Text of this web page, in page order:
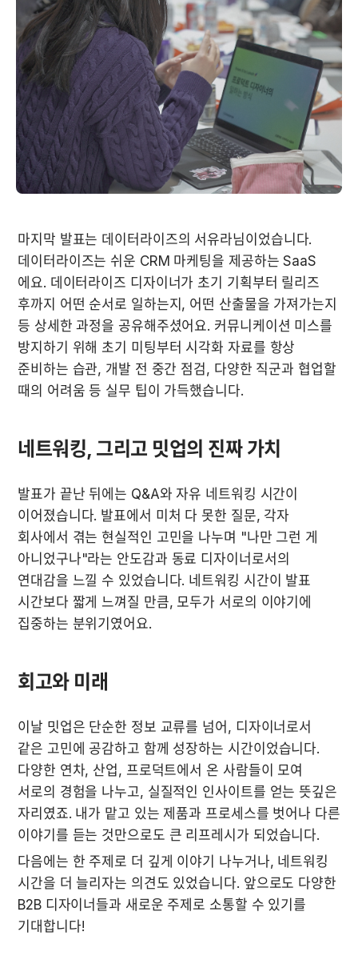
마지막 발표는 데이터라이즈의 서유라님이었습니다.
데이터라이즈는 쉬운 CRM 마케팅을 제공하는 SaaS
에요. 데이터라이즈 디자이너가 초기 기획부터 릴리즈
후까지 어떤 순서로 일하는지, 어떤 산출물을 가져가는지
등 상세한 과정을 공유해주셨어요. 커뮤니케이션 미스를
방지하기 위해 초기 미팅부터 시각화 자료를 항상
준비하는 습관, 개발 전 중간 점검, 다양한 직군과 협업할
때의 어려움 등 실무 팁이 가득했습니다.
네트워킹, 그리고 밋업의 진짜 가치
발표가 끝난 뒤에는 Q&A와 자유 네트워킹 시간이
이어졌습니다. 발표에서 미처 다 못한 질문, 각자
회사에서 겪는 현실적인 고민을 나누며 "나만 그런 게
아니었구나"라는 안도감과 동료 디자이너로서의
연대감을 느낄 수 있었습니다. 네트워킹 시간이 발표
시간보다 짧게 느껴질 만큼, 모두가 서로의 이야기에
집중하는 분위기였어요.
회고와 미래
이날 밋업은 단순한 정보 교류를 넘어, 디자이너로서
같은 고민에 공감하고 함께 성장하는 시간이었습니다.
다양한 연차, 산업, 프로덕트에서 온 사람들이 모여
서로의 경험을 나누고, 실질적인 인사이트를 얻는 뜻깊은
자리였죠. 내가 맡고 있는 제품과 프로세스를 벗어나 다른
이야기를 듣는 것만으로도 큰 리프레시가 되었습니다.
다음에는 한 주제로 더 깊게 이야기 나누거나, 네트워킹
시간을 더 늘리자는 의견도 있었습니다. 앞으로도 다양한
B2B 디자이너들과 새로운 주제로 소통할 수 있기를
기대합니다!